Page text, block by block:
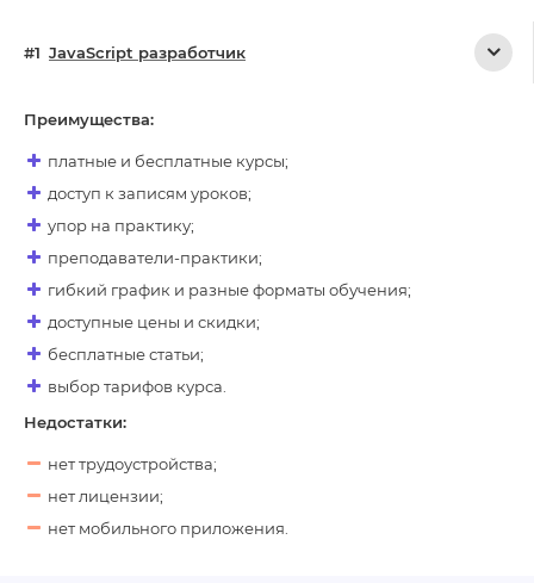
JavaScript разработчик
Преимущества:
платные и бесплатные курсы;
доступ к записям уроков;
упор на практику;
преподаватели-практики;
гибкий график и разные форматы обучения;
доступные цены и скидки;
бесплатные статьи;
выбор тарифов курса.
Недостатки:
нет трудоустройства;
нет лицензии;
нет мобильного приложения.